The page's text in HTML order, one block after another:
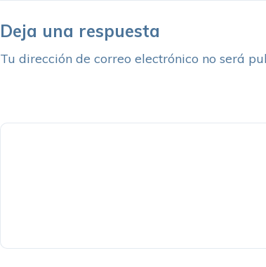
Deja una respuesta
Tu dirección de correo electrónico no será